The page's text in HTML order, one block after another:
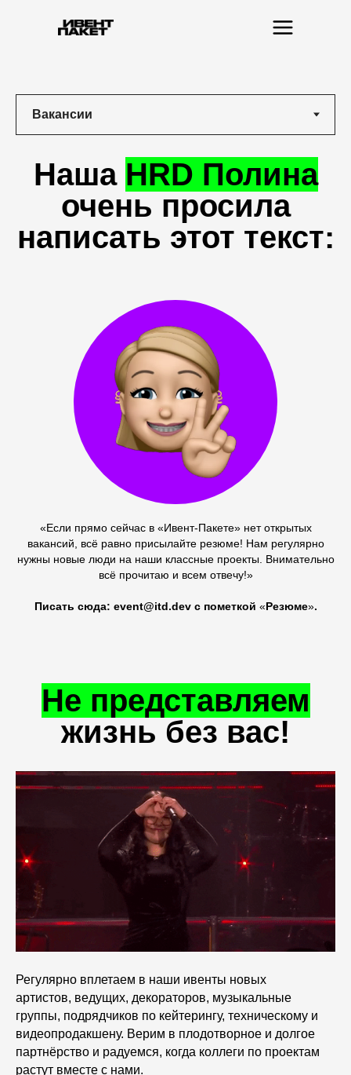
Наша HRD Полина
очень просила
написать этот текст:
«Если прямо сейчас в «Ивент-Пакете» нет открытых
вакансий, всё равно присылайте резюме! Нам регулярно
нужны новые люди на наши классные проекты. Внимательно
всё прочитаю и всем отвечу!»
Писать сюда: event@itd.dev c пометкой «Резюме».
Не представляем
жизнь без вас!
Регулярно вплетаем в наши ивенты новых
артистов, ведущих, декораторов, музыкальные
группы, подрядчиков по кейтерингу, техническому и
видеопродакшену. Верим в плодотворное и долгое
партнёрство и радуемся, когда коллеги по проектам
растут вместе с нами.